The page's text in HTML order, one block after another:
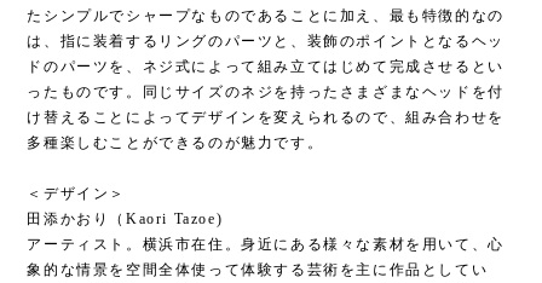
たシンプルでシャープなものであることに加え、最も特徴的なの
は、指に装着するリングのパーツと、装飾のポイントとなるヘッ
ドのパーツを、ネジ式によって組み立てはじめて完成させるとい
ったものです。同じサイズのネジを持ったさまざまなヘッドを付
け替えることによってデザインを変えられるので、組み合わせを
多種楽しむことができるのが魅力です。
＜デザイン＞
田添かおり（Kaori Tazoe)
アーティスト。横浜市在住。身近にある様々な素材を用いて、心
象的な情景を空間全体使って体験する芸術を主に作品としてい